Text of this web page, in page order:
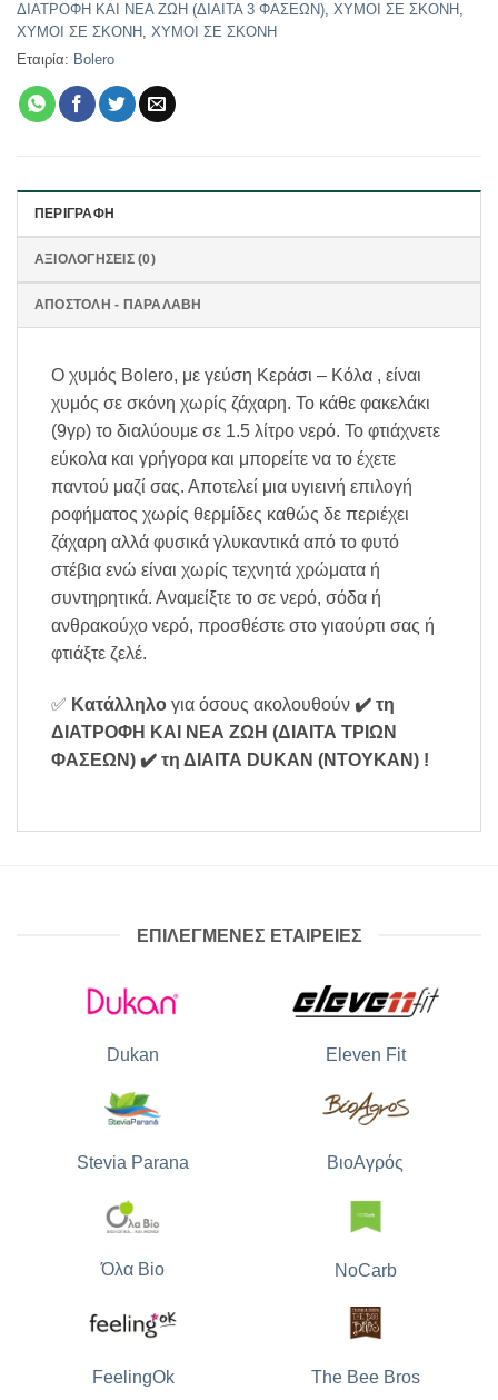
ΔΙΑΤΡΟΦΗ ΚΑΙ ΝΕΑ ΖΩΗ (ΔΙΑΙΤΑ 3 ΦΑΣΕΩΝ), ΧΥΜΟΙ ΣΕ ΣΚΟΝΗ ,
ΧΥΜΟΙ ΣΕ ΣΚΟΝΗ , ΧΥΜΟΙ ΣΕ ΣΚΟΝΗ
Εταιρία: Bolero
ΠΕΡΙΓΡΑΦΉ
ΑΞΙΟΛΟΓΉΣΕΙΣ (0)
ΑΠΟΣΤΟΛΗ - ΠΑΡΑΛΑΒΗ
Ο χυμός Bolero, με γεύση Κεράσι – Κόλα , είναι
χυμός σε σκόνη χωρίς ζάχαρη. Το κάθε φακελάκι
(9γρ) το διαλύουμε σε 1.5 λίτρο νερό. Το φτιάχνετε
εύκολα και γρήγορα και μπορείτε να το έχετε
παντού μαζί σας. Αποτελεί μια υγιεινή επιλογή
ροφήματος χωρίς θερμίδες καθώς δε περιέχει
ζάχαρη αλλά φυσικά γλυκαντικά από το φυτό
στέβια ενώ είναι χωρίς τεχνητά χρώματα ή
συντηρητικά. Αναμείξτε το σε νερό, σόδα ή
ανθρακούχο νερό, προσθέστε στο γιαούρτι σας ή
φτιάξτε ζελέ.
✅ Κατάλληλο για όσους ακολουθούν ✔️ τη
ΔΙΑΤΡΟΦΗ ΚΑΙ ΝΕΑ ΖΩΗ (ΔΙΑΙΤΑ ΤΡΙΩΝ
ΦΑΣΕΩΝ) ✔️ τη ΔΙΑΙΤΑ DUKAN (ΝΤΟΥΚΑΝ) !
ΕΠΙΛΕΓΜΕΝΕΣ ΕΤΑΙΡΕΙΕΣ
Dukan Eleven Fit
Stevia Parana ΒιοΑγρός
Όλα Bio NoCarb
FeelingOk The Bee Bros